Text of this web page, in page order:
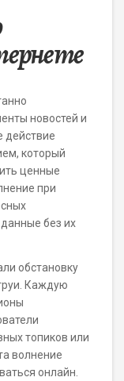
новостей и
действие
который
ценные
при
без их
обстановку
Каждую
топиков или
волнение
онлайн.